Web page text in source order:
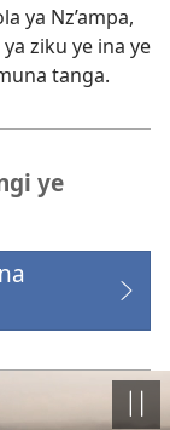
ya Nz’ampa,
ziku ye ina ye
tanga.
ye